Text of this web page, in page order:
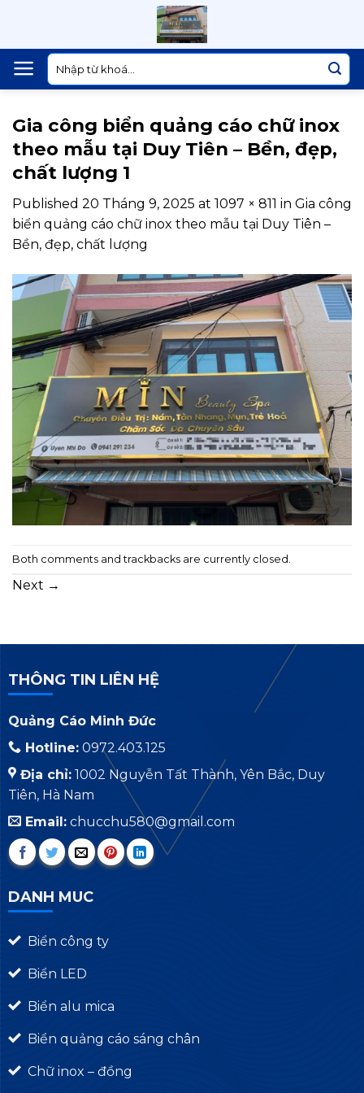
content
Tìm
kiếm:
Gia công biển quảng cáo chữ inox
theo mẫu tại Duy Tiên – Bền, đẹp,
chất lượng 1
Published 20 Tháng 9, 2025 at 1097 × 811 in Gia công
biển quảng cáo chữ inox theo mẫu tại Duy Tiên –
Bền, đẹp, chất lượng
Both comments and trackbacks are currently closed.
Next →
THÔNG TIN LIÊN HỆ
Quảng Cáo Minh Đức
Hotline:0972.403.125
Địa chỉ:1002 Nguyễn Tất Thành, Yên Bắc, Duy
Tiên, Hà Nam
Email:chucchu580@gmail.com
DANH MUC
Biển công ty
Biển LED
Biển alu mica
Biển quảng cáo sáng chân
Chữ inox – đồng